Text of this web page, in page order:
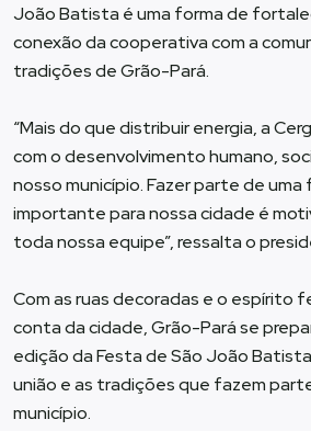
João Batista é uma forma de
conexão da cooperativa com a
tradições de Grão-Pará.
“Mais do que distribuir energia, a
com o desenvolvimento humano,
nosso município. Fazer parte de
importante para nossa cidade é
toda nossa equipe”, ressalta o
Com as ruas decoradas e o espírito
conta da cidade, Grão-Pará se
edição da Festa de São João
união e as tradições que fazem
município.